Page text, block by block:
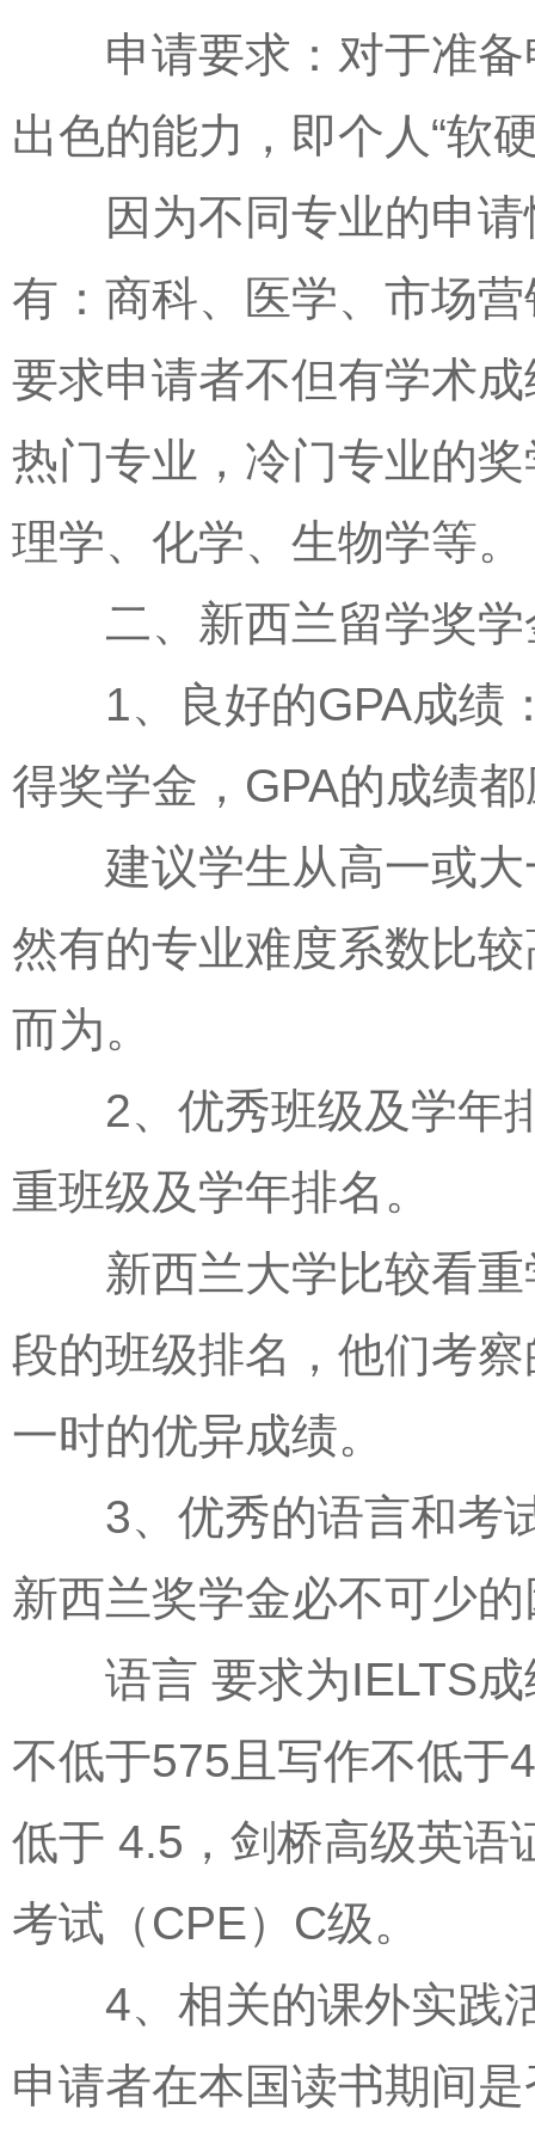
申请要求：对于准备
出色的能力，即个人“软
因为不同专业的申请
有：商科、医学、市场
要求申请者不但有学术
热门专业，冷门专业的
理学、化学、生物学等。
二、新西兰留学奖学
1、良好的GPA成绩：
得奖学金，GPA的成绩
建议学生从高一或大
然有的专业难度系数比
而为。
2、优秀班级及学年排
重班级及学年排名。
新西兰大学比较看重
段的班级排名，他们考
一时的优异成绩。
3、优秀的语言和考试
新西兰奖学金必不可少
语言 要求为IELTS成
不低于575且写作不低于
低于 4.5，剑桥高级英语
考试（CPE）C级。
4、相关的课外实践活
申请者在本国读书期间